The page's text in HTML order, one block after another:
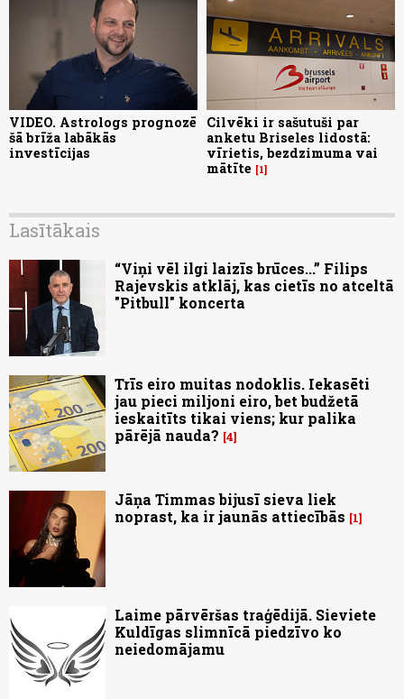
VIDEO. Astrologs prognozē
šā brīža labākās
investīcijas
Cilvēki ir sašutuši par
anketu Briseles lidostā:
vīrietis, bezdzimuma vai
mātīte
1
Lasītākais
“Viņi vēl ilgi laizīs brūces...” Filips
Rajevskis atklāj, kas cietīs no atceltā
"Pitbull" koncerta
Trīs eiro muitas nodoklis. Iekasēti
jau pieci miljoni eiro, bet budžetā
ieskaitīts tikai viens; kur palika
pārējā nauda? 4
Jāņa Timmas bijusī sieva liek
noprast, ka ir jaunās attiecībās
1
Laime pārvēršas traģēdijā. Sieviete
Kuldīgas slimnīcā piedzīvo ko
neiedomājamu